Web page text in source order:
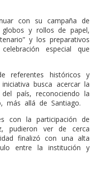
con su campaña de
globos y rollos de papel,
y los preparativos
especial que
referentes históricos y
busca acercar la
país, reconociendo la
más allá de Santiago.
con la participación de
pudieron ver de cerca
finalizó con una alta
entre la institución y